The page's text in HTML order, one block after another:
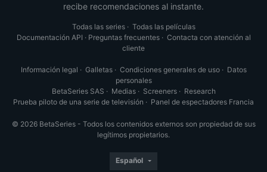
recibe recomendaciones al instante.
Todas las series· Todas las películas
Documentación API · Preguntas frecuentes· Contacta con atención al
cliente
Información legal · Galletas· Condiciones generales de uso· Datos
personales
BetaSeries SAS · Medias· Screeners· Research
Prueba piloto de una serie de televisión · Panel de espectadores Francia
© 2026 BetaSeries - Todos los contenidos externos son propiedad de sus
legítimos propietarios.
Español